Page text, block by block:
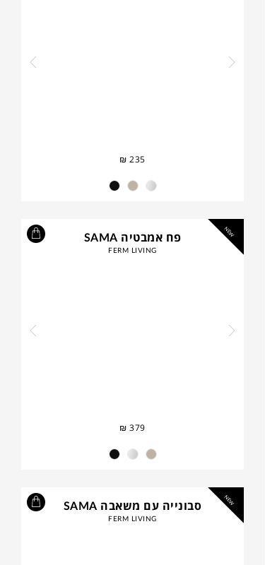
₪ 235
NEW פח אמבטיה SAMA
FERM LIVING
₪ 379
NEW סבונייה עם משאבה SAMA
FERM LIVING